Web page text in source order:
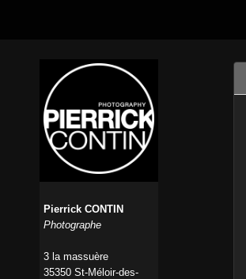
Pierrick CONTIN
Photographe
3 la massuère
35350 St-Méloir-des-